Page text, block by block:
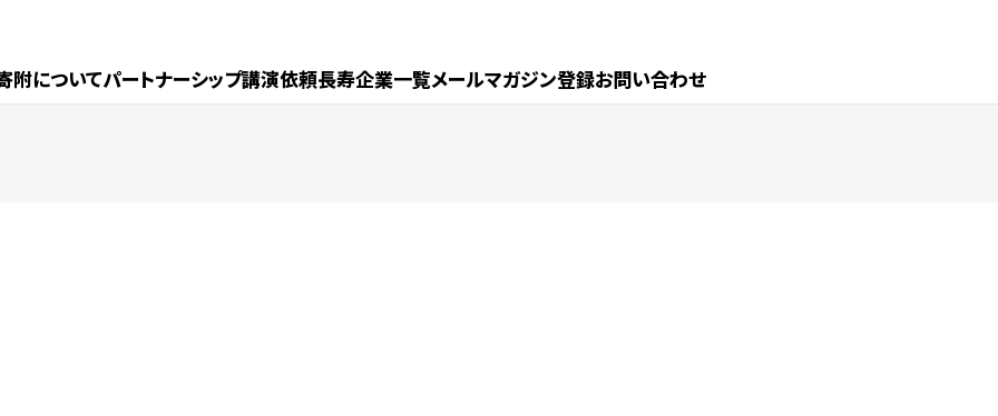
附についてパートナーシップ講演依頼長寿企業一覧メールマガジン登録お問い合わせ